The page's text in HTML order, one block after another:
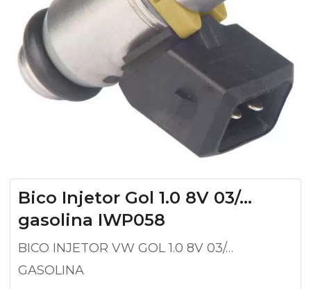
Bico Injetor Gol 1.0 8V 03/…
gasolina IWP058
BICO INJETOR VW GOL 1.0 8V 03/…
GASOLINA